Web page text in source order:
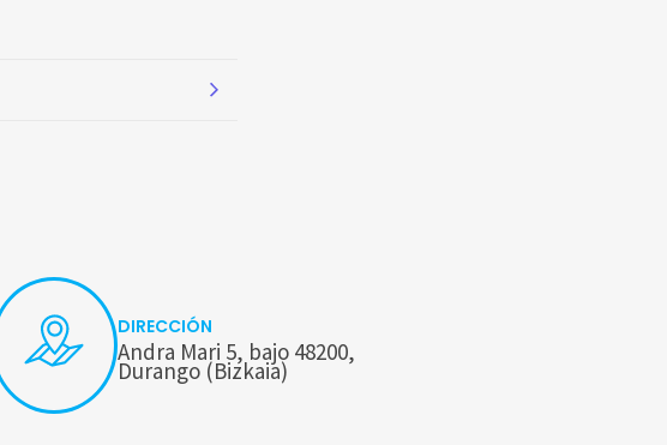
DIRECCIÓN
Andra Mari 5, bajo 48200,
Durango (Bizkaia)